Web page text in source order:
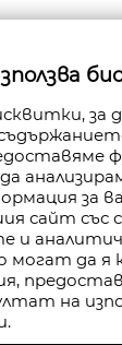
за
за
сайт със
и
могат да я
на